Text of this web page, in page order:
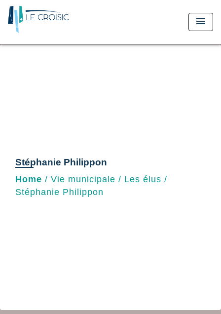
menu
Stéphanie Philippon
Home / Vie municipale / Les élus /
Stéphanie Philippon